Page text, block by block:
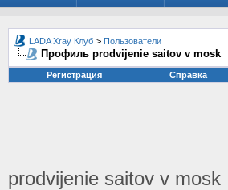
LADA Xray Клуб > Пользователи
Профиль prodvijenie saitov v mosk
Регистрация Справка
prodvijenie saitov v mosk